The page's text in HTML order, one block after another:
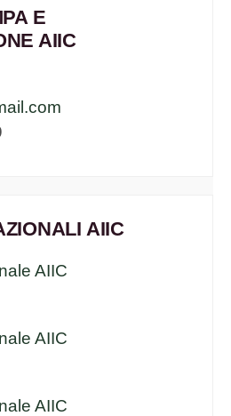
E
AIIC
AIIC
AIIC
AIIC
AIIC